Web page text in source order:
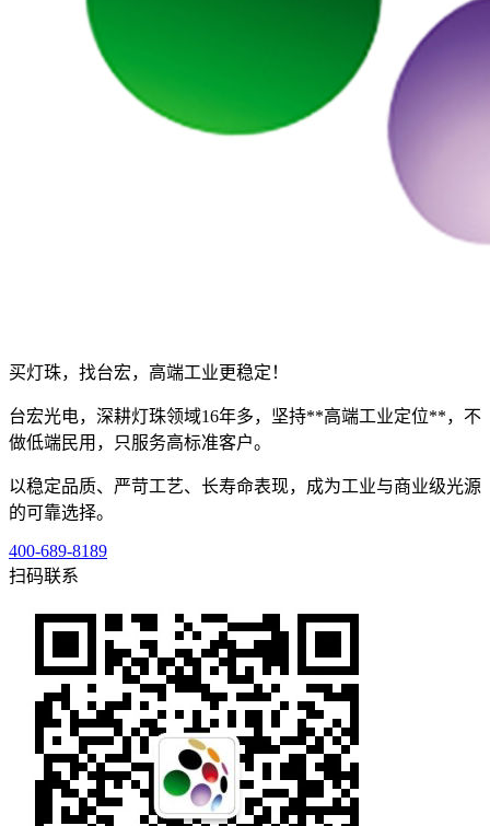
买灯珠，找台宏，高端工业更稳定！
台宏光电，深耕灯珠领域16年多，坚持**高端工业定位**，不
做低端民用，只服务高标准客户。
以稳定品质、严苛工艺、长寿命表现，成为工业与商业级光源
的可靠选择。
400-689-8189
扫码联系